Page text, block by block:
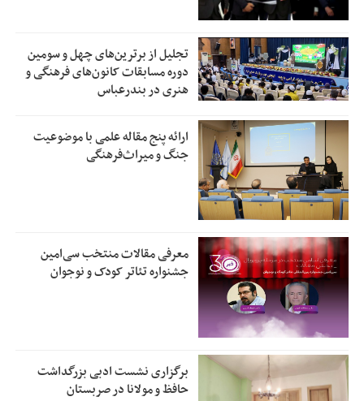
تجلیل از بر‌ترین‌های چهل و سومین
دوره مسابقات کانون‌های فرهنگی و
هنری در بندرعباس
ارائه پنج مقاله علمی با موضوعیت
جنگ و میراث‌فرهنگی
معرفی مقالات منتخب سی‌امین
جشنواره تئاتر کودک و نوجوان
برگزاری نشست ادبی بزرگداشت
حافظ و مولانا در صربستان